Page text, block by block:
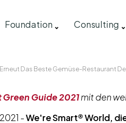
Foundation Consulting
Erneut Das Beste Gemüse-Restaurant
Guide 2021mit den
-We're Smart® World,